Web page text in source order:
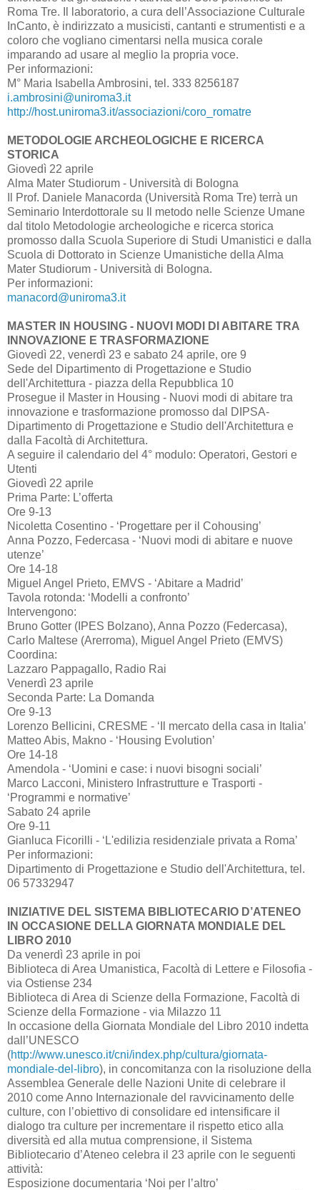
Roma Tre. Il laboratorio, a cura dell’Associazione Culturale
InCanto, è indirizzato a musicisti, cantanti e strumentisti e a
coloro che vogliano cimentarsi nella musica corale
imparando ad usare al meglio la propria voce.
Per informazioni:
M° Maria Isabella Ambrosini, tel. 333 8256187
i.ambrosini@uniroma3.it
http://host.uniroma3.it/associazioni/coro_romatre
METODOLOGIE ARCHEOLOGICHE E RICERCA
STORICA
Giovedì 22 aprile
Alma Mater Studiorum - Università di Bologna
Il Prof. Daniele Manacorda (Università Roma Tre) terrà un
Seminario Interdottorale su Il metodo nelle Scienze Umane
dal titolo Metodologie archeologiche e ricerca storica
promosso dalla Scuola Superiore di Studi Umanistici e dalla
Scuola di Dottorato in Scienze Umanistiche della Alma
Mater Studiorum - Università di Bologna.
Per informazioni:
manacord@uniroma3.it
MASTER IN HOUSING - NUOVI MODI DI ABITARE TRA
INNOVAZIONE E TRASFORMAZIONE
Giovedì 22, venerdì 23 e sabato 24 aprile, ore 9
Sede del Dipartimento di Progettazione e Studio
dell'Architettura - piazza della Repubblica 10
Prosegue il Master in Housing - Nuovi modi di abitare tra
innovazione e trasformazione promosso dal DIPSA-
Dipartimento di Progettazione e Studio dell'Architettura e
dalla Facoltà di Architettura.
A seguire il calendario del 4° modulo: Operatori, Gestori e
Utenti
Giovedì 22 aprile
Prima Parte: L’offerta
Ore 9-13
Nicoletta Cosentino - ‘Progettare per il Cohousing’
Anna Pozzo, Federcasa - ‘Nuovi modi di abitare e nuove
utenze’
Ore 14-18
Miguel Angel Prieto, EMVS - ‘Abitare a Madrid’
Tavola rotonda: ‘Modelli a confronto’
Intervengono:
Bruno Gotter (IPES Bolzano), Anna Pozzo (Federcasa),
Carlo Maltese (Arerroma), Miguel Angel Prieto (EMVS)
Coordina:
Lazzaro Pappagallo, Radio Rai
Venerdì 23 aprile
Seconda Parte: La Domanda
Ore 9-13
Lorenzo Bellicini, CRESME - ‘Il mercato della casa in Italia’
Matteo Abis, Makno - ‘Housing Evolution’
Ore 14-18
Amendola - ‘Uomini e case: i nuovi bisogni sociali’
Marco Lacconi, Ministero Infrastrutture e Trasporti -
‘Programmi e normative’
Sabato 24 aprile
Ore 9-11
Gianluca Ficorilli - ‘L'edilizia residenziale privata a Roma’
Per informazioni:
Dipartimento di Progettazione e Studio dell'Architettura, tel.
06 57332947
INIZIATIVE DEL SISTEMA BIBLIOTECARIO D’ATENEO
IN OCCASIONE DELLA GIORNATA MONDIALE DEL
LIBRO 2010
Da venerdì 23 aprile in poi
Biblioteca di Area Umanistica, Facoltà di Lettere e Filosofia -
via Ostiense 234
Biblioteca di Area di Scienze della Formazione, Facoltà di
Scienze della Formazione - via Milazzo 11
In occasione della Giornata Mondiale del Libro 2010 indetta
dall’UNESCO
(http://www.unesco.it/cni/index.php/cultura/giornata-
mondiale-del-libro), in concomitanza con la risoluzione della
Assemblea Generale delle Nazioni Unite di celebrare il
2010 come Anno Internazionale del ravvicinamento delle
culture, con l’obiettivo di consolidare ed intensificare il
dialogo tra culture per incrementare il rispetto etico alla
diversità ed alla mutua comprensione, il Sistema
Bibliotecario d’Ateneo celebra il 23 aprile con le seguenti
attività:
Esposizione documentaria ‘Noi per l’altro’